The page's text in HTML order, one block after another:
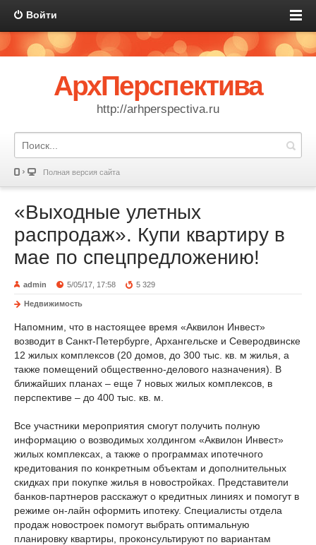
Войти
АрхПерспектива
http://arhperspectiva.ru
Полная версия сайта
«Выходные улетных
распродаж». Купи квартиру в
мае по спецпредложению!
admin 5/05/17, 17:58 5 329
Недвижимость
Напомним, что в настоящее время «Аквилон Инвест»
возводит в Санкт-Петербурге, Архангельске и Северодвинске
12 жилых комплексов (20 домов, до 300 тыс. кв. м жилья, а
также помещений общественно-делового назначения). В
ближайших планах – еще 7 новых жилых комплексов, в
перспективе – до 400 тыс. кв. м.
Все участники мероприятия смогут получить полную
информацию о возводимых холдингом «Аквилон Инвест»
жилых комплексах, а также о программах ипотечного
кредитования по конкретным объектам и дополнительных
скидках при покупке жилья в новостройках. Представители
банков-партнеров расскажут о кредитных линиях и помогут в
режиме он-лайн оформить ипотеку. Специалисты отдела
продаж новостроек помогут выбрать оптимальную
планировку квартиры, проконсультируют по вариантам